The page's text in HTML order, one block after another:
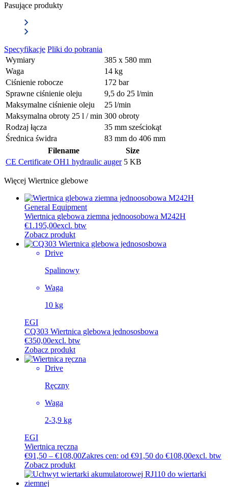
Pasujące produkty
Specyfikacje Pliki do pobrania
Wymiary
385 x 580 mm
Waga
14 kg
Ciśnienie robocze
172 bar
Sprawne ciśnienie oleju
9,5 do 25 l/min
Maksymalne ciśnienie oleju
25 l/min
Maksymalna obroty 25 l / min 300 obroty
Rodzaj łącza
35 mm sześciokąt
Średnica świdra
83 mm do 406 mm
Filename
Size
CE Certificate OH1 hydraulic auger 5 KB
Więcej Wiertnice glebowe
General Equipment
Wiertnica glebowa ziemna jednoosobowa M242H
€1.195,00excl. btw
Zobacz produkt
Drive
Spalinowy
Waga
10 kg
EGI
CQ303 Wiertnica glebowa jednososbowa
€350,00excl. btw
Zobacz produkt
Drive
Ręczny
Waga
2-3,9 kg
EGI
Wiertnica ręczna
€91,50 – €108,00Zakres cen: od €91,50 do €108,00excl. btw
Zobacz produkt